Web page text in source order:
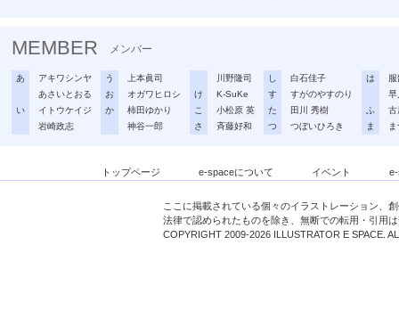
MEMBER メンバー
あ
アキワシンヤ
あさいとおる
い
イトウケイジ
岩崎政志
う
上本眞司
お
オガワヒロシ
か
柿田ゆかり
神谷一郎
川野隆司
け
K-SuKe
こ
小松原 英
さ
斉藤好和
し
白石佳子
す
すがのやすのり
た
田川 秀樹
つ
つぼいひろき
は
早
ふ
古
ま
トップページ e-spaceについて イベント
ここに掲載されている個々のイラストレーション、
法律で認められたものを除き、無断での転用・引用
COPYRIGHT 2009-2026 ILLUSTRATOR E SPACE.